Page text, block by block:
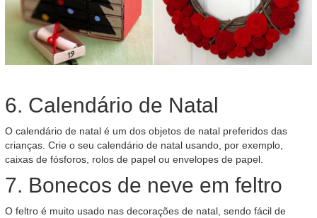
6. Calendário de Natal
O calendário de natal é um dos objetos de natal preferidos das
crianças. Crie o seu calendário de natal usando, por exemplo,
caixas de fósforos, rolos de papel ou envelopes de papel.
7. Bonecos de neve em feltro
O feltro é muito usado nas decorações de natal, sendo fácil de